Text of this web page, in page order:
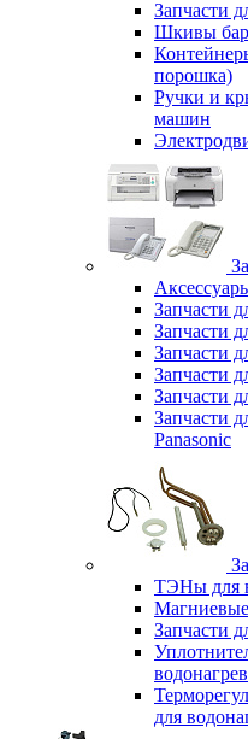
Запчасти
Шкивы
порошка)
Ручки и
машин
Запчасти
Запчасти
Запчасти
Запчасти
Запчасти
Запчасти
Panasonic
ТЭНы для
Запчасти
для